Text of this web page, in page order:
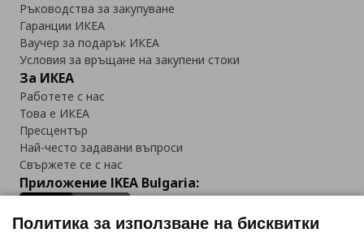
Ръководства за закупуване
Гаранции ИКЕА
Ваучер за подарък ИКЕА
Условия за връщане на закупени стоки
За ИКЕА
Работете с нас
Това е ИКЕА
Пресцентър
Най-често задавани въпроси
Свържете се с нас
Приложение IKEA Bulgaria:
Политика за използване на бисквитки